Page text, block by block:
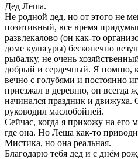
Дед Леша.
Не родной дед, но от этого не
позитивный, все время
развлекалово (он как-то
доме культуры) бесконечно
рыбалку, не очень
добрый и сердечный. Я помню,
вечно с голубями и постоянно
приезжал в деревню, он всегда
начинался праздник и движуха.
руководил маслобойней.
Сейчас, когда я прихожу на его
где она. Но Леша как-то
Мистика, но она реальная.
Благодарю тебя дед и с днём